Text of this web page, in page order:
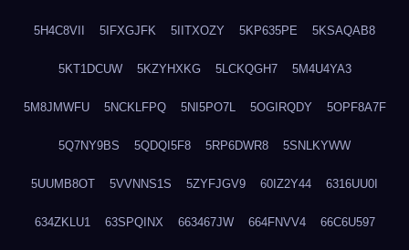
5H4C8VII 5IFXGJFK 5IITXOZY 5KP635PE 5KSAQAB8
5KT1DCUW 5KZYHXKG 5LCKQGH7 5M4U4YA3
5M8JMWFU 5NCKLFPQ 5NI5PO7L 5OGIRQDY 5OPF8A7F
5Q7NY9BS 5QDQI5F8 5RP6DWR8 5SNLKYWW
5UUMB8OT 5VVNNS1S 5ZYFJGV9 60IZ2Y44 6316UU0I
634ZKLU1 63SPQINX 663467JW 664FNVV4 66C6U597